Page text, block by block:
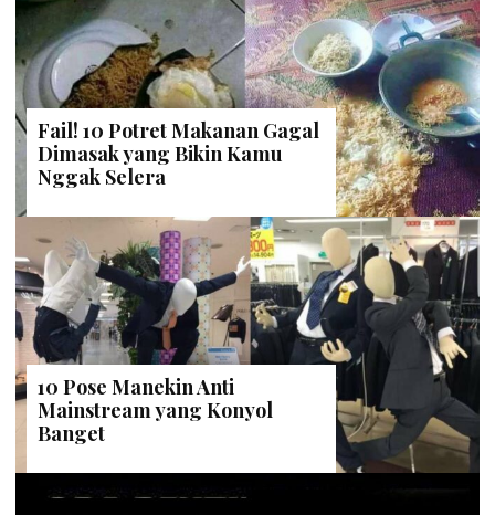
Fail! 10 Potret Makanan Gagal
Dimasak yang Bikin Kamu
Nggak Selera
10 Pose Manekin Anti
Mainstream yang Konyol
Banget